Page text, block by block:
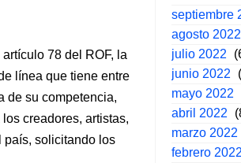
78 del ROF, la
línea que tiene entre
de su competencia,
creadores, artistas,
país, solicitando los
septiembre
agosto 2022
julio 2022
junio 2022
mayo 2022
abril 2022
marzo 2022
febrero 2022